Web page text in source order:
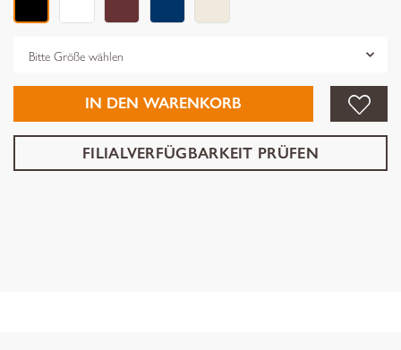
IN DEN WARENKORB
FILIALVERFÜGBARKEIT PRÜFEN